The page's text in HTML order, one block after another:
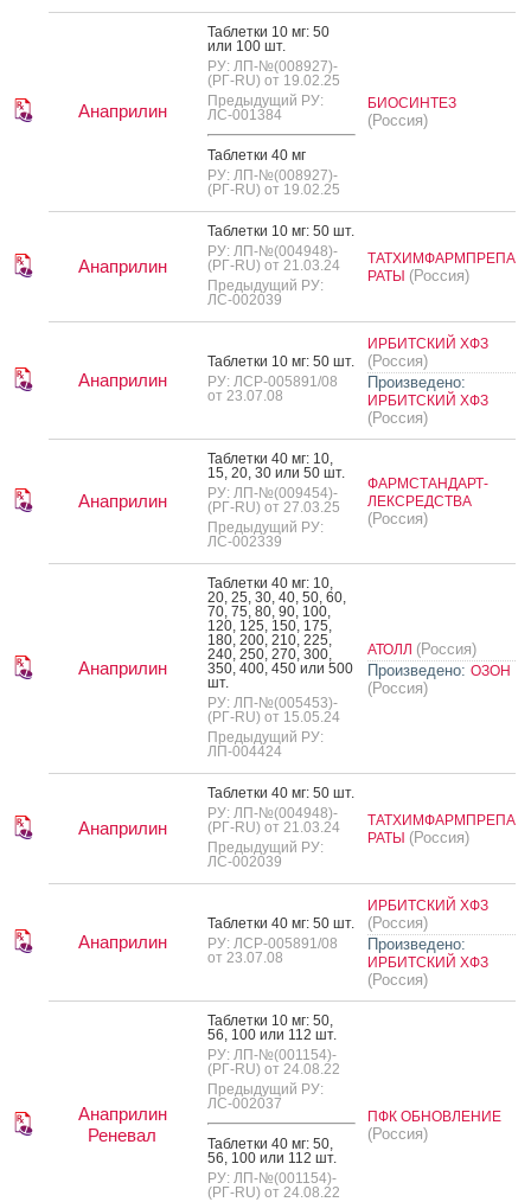
Анаприлин
Таб­летки 10 мг: 50
или 100 шт.
РУ: ЛП-№(008927)-
(РГ-RU) от 19.02.25
Предыдущий РУ:
ЛС-001384
Таб­летки 40 мг
РУ: ЛП-№(008927)-
(РГ-RU) от 19.02.25
БИОСИНТЕЗ
(Россия)
Анаприлин
Таб­летки 10 мг: 50 шт.
РУ: ЛП-№(004948)-
(РГ-RU) от 21.03.24
Предыдущий РУ:
ЛС-002039
ТАТХИМФАРМПРЕПА
РАТЫ (Россия)
Анаприлин
Таб­летки 10 мг: 50 шт.
РУ: ЛСР-005891/08
от 23.07.08
ИРБИТСКИЙ ХФЗ
(Россия)
Произведено:
ИРБИТСКИЙ ХФЗ
(Россия)
Анаприлин
Таб­летки 40 мг: 10,
15, 20, 30 или 50 шт.
РУ: ЛП-№(009454)-
(РГ-RU) от 27.03.25
Предыдущий РУ:
ЛС-002339
ФАРМСТАНДАРТ-
ЛЕКСРЕДСТВА
(Россия)
Анаприлин
Таб­летки 40 мг: 10,
20, 25, 30, 40, 50, 60,
70, 75, 80, 90, 100,
120, 125, 150, 175,
180, 200, 210, 225,
240, 250, 270, 300,
350, 400, 450 или 500
шт.
РУ: ЛП-№(005453)-
(РГ-RU) от 15.05.24
Предыдущий РУ:
ЛП-004424
АТОЛЛ (Россия)
Произведено: ОЗОН
(Россия)
Анаприлин
Таб­летки 40 мг: 50 шт.
РУ: ЛП-№(004948)-
(РГ-RU) от 21.03.24
Предыдущий РУ:
ЛС-002039
ТАТХИМФАРМПРЕПА
РАТЫ (Россия)
Анаприлин
Таб­летки 40 мг: 50 шт.
РУ: ЛСР-005891/08
от 23.07.08
ИРБИТСКИЙ ХФЗ
(Россия)
Произведено:
ИРБИТСКИЙ ХФЗ
(Россия)
Анаприлин
Реневал
Таб­летки 10 мг: 50,
56, 100 или 112 шт.
РУ: ЛП-№(001154)-
(РГ-RU) от 24.08.22
Предыдущий РУ:
ЛС-002037
Таб­летки 40 мг: 50,
56, 100 или 112 шт.
РУ: ЛП-№(001154)-
(РГ-RU) от 24.08.22
ПФК ОБНОВЛЕНИЕ
(Россия)